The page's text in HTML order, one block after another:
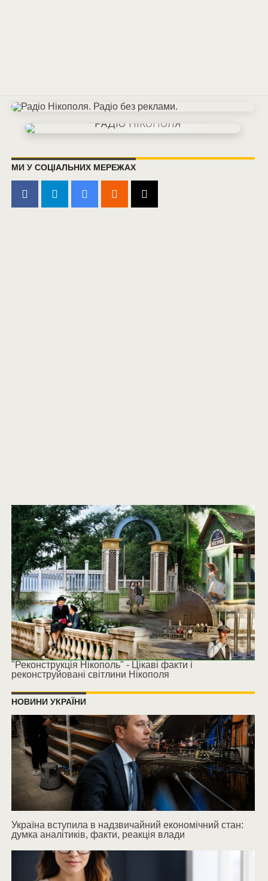
МИ У СОЦІАЛЬНИХ МЕРЕЖАХ
"Реконструкція Нікополь" - Цікаві факти і
реконструйовані світлини Нікополя
НОВИНИ УКРАЇНИ
Україна вступила в надзвичайний економічний стан:
думка аналітиків, факти, реакція влади